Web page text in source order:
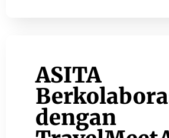
ASITA
dengan